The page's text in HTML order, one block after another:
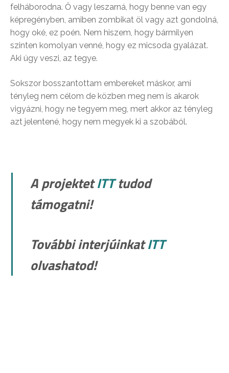
felháborodna. Ő vagy leszarná, hogy benne van egy
képregényben, amiben zombikat öl vagy azt gondolná,
hogy oké, ez poén. Nem hiszem, hogy bármilyen
szinten komolyan venné, hogy ez micsoda gyalázat.
Aki úgy veszi, az tegye.
Sokszor bosszantottam embereket máskor, ami
tényleg nem célom de közben meg nem is akarok
vigyázni, hogy ne tegyem meg, mert akkor az tényleg
azt jelentené, hogy nem megyek ki a szobából.
A projektetITTtudod
támogatni!
További interjúinkatITT
olvashatod!